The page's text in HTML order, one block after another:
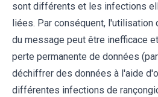
sont différents et les infections
liées. Par conséquent, l'utilisation
du message peut être inefficace
perte permanente de données
déchiffrer des données à l'aide
différentes infections de